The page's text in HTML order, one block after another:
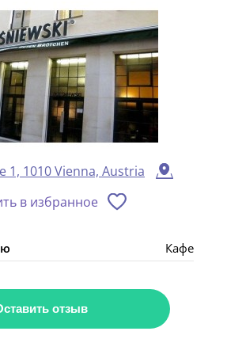
1, 1010 Vienna, Austria
в избранное
Кафе
отзыв